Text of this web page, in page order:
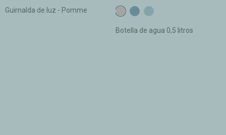
Guirnalda de luz - Pomme
Botella de agua 0,5 litros
C28 TEJA CLARO
C29 MISTIC
C30 MISTIC CLARO